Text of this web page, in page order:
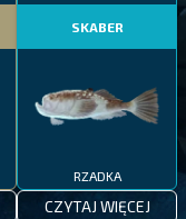
SKABER
RZADKA
CZYTAJ WIĘCEJ